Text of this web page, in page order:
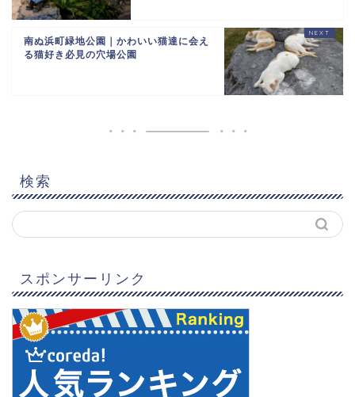
南ぬ浜町緑地公園｜かわいい猫達に会え
る猫好き必見の穴場公園
検索
スポンサーリンク